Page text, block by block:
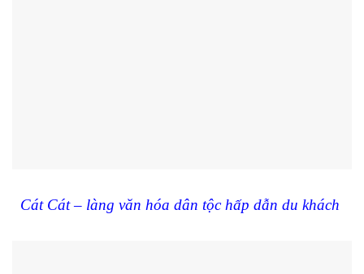
Cát Cát – làng văn hóa dân tộc hấp dẫn du khách